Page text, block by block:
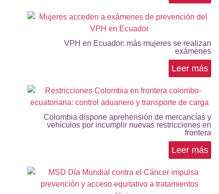
VPH en Ecuador: más mujeres se realizan
exámenes
Leer más
Colombia dispone aprehensión de mercancías y
vehículos por incumplir nuevas restricciones en
frontera
Leer más